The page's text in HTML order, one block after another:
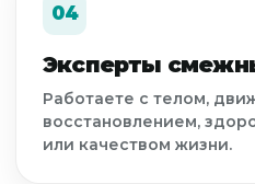
04
Эксперты
Работаете с телом,
восстановлением,
или качеством жизни.